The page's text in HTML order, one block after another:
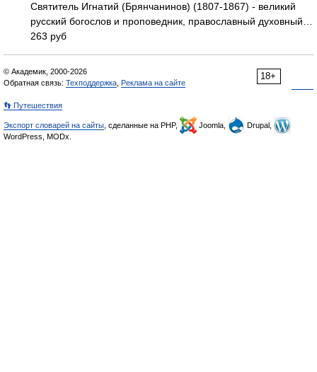
Святитель Игнатий (Брянчанинов) (1807-1867) - великий
русский богослов и проповедник, православный духовный…
263 руб
18+
© Академик, 2000-2026
Обратная связь: Техподдержка Реклама на сайте
👣 Путешествия
Экспорт словарей на сайты , сделанные на PHP, Joomla,
Drupal,
WordPress, MODx.